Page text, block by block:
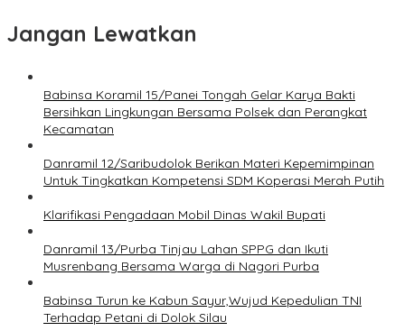
Jangan Lewatkan
Babinsa Koramil 15/Panei Tongah Gelar Karya Bakti
Bersihkan Lingkungan Bersama Polsek dan Perangkat
Kecamatan
Danramil 12/Saribudolok Berikan Materi Kepemimpinan
Untuk Tingkatkan Kompetensi SDM Koperasi Merah Putih
Klarifikasi Pengadaan Mobil Dinas Wakil Bupati
Danramil 13/Purba Tinjau Lahan SPPG dan Ikuti
Musrenbang Bersama Warga di Nagori Purba
Babinsa Turun ke Kabun Sayur,Wujud Kepedulian TNI
Terhadap Petani di Dolok Silau